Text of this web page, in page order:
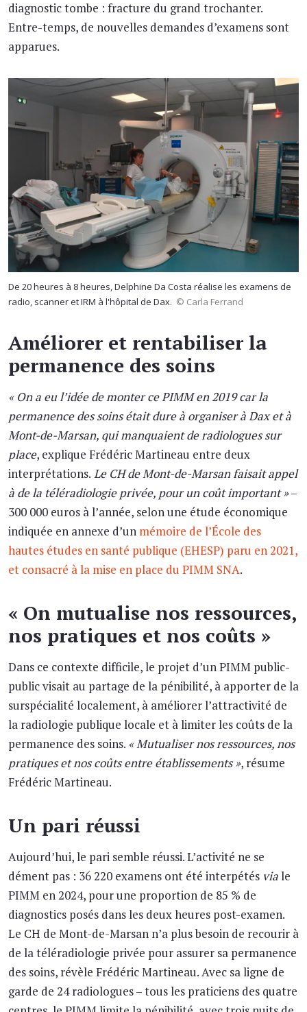
diagnostic tombe : fracture du grand trochanter.
Entre-temps, de nouvelles demandes d’examens sont
apparues.
De 20 heures à 8 heures, Delphine Da Costa réalise les examens de
radio, scanner et IRM à l'hôpital de Dax. © Carla Ferrand
Améliorer et rentabiliser la
permanence des soins
« On a eu l’idée de monter ce PIMM en 2019 car la
permanence des soins était dure à organiser à Dax et à
Mont-de-Marsan, qui manquaient de radiologues sur
place, explique Frédéric Martineau entre deux
interprétations. Le CH de Mont-de-Marsan faisait appel
à de la téléradiologie privée, pour un coût important »–
300 000 euros à l’année, selon une étude économique
indiquée en annexe d’un mémoire de l’École des
hautes études en santé publique (EHESP) paru en 2021,
et consacré à la mise en place du PIMM SNA.
« On mutualise nos ressources,
nos pratiques et nos coûts »
Dans ce contexte difficile, le projet d’un PIMM public-
public visait au partage de la pénibilité, à apporter de la
surspécialité localement, à améliorer l’attractivité de
la radiologie publique locale et à limiter les coûts de la
permanence des soins. « Mutualiser nos ressources, nos
pratiques et nos coûts entre établissements », résume
Frédéric Martineau.
Un pari réussi
Aujourd’hui, le pari semble réussi. L’activité ne se
dément pas : 36 220 examens ont été interpétés viale
PIMM en 2024, pour une proportion de 85 % de
diagnostics posés dans les deux heures post-examen.
Le CH de Mont-de-Marsan n’a plus besoin de recourir à
de la téléradiologie privée pour assurer sa permanence
des soins, révèle Frédéric Martineau. Avec sa ligne de
garde de 24 radiologues – tous les praticiens des quatre